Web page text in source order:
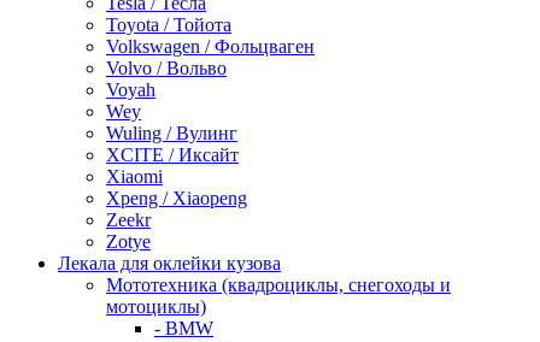
Toyota / Тойота
Volkswagen / Фольцваген
Volvo / Вольво
Voyah
Wey
Wuling / Вулинг
XCITE / Иксайт
Xiaomi
Xpeng / Xiaopeng
Zeekr
Zotye
Лекала для оклейки кузова
Мототехника (квадроциклы, снегоходы и
мотоциклы)
- BMW